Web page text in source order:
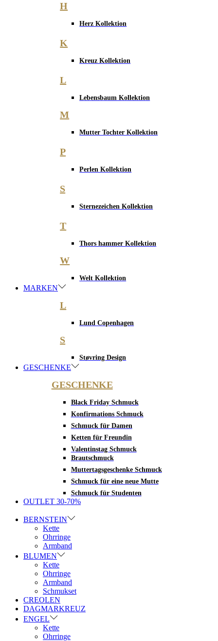
H
Herz Kollektion
K
Kreuz Kollektion
L
Lebensbaum Kollektion
M
Mutter Tochter Kollektion
P
Perlen Kollektion
S
Sternezeichen Kollektion
T
Thors hammer Kollektion
W
Welt Kollektion
MARKEN
L
Lund Copenhagen
S
Støvring Design
GESCHENKE
GESCHENKE
Black Friday Schmuck
Konfirmations Schmuck
Schmuck für Damen
Ketten für Freundin
Valentinstag Schmuck
Brautschmuck
Muttertagsgeschenke Schmuck
Schmuck für eine neue Mutte
Schmuck für Studenten
OUTLET 30-70%
BERNSTEIN
Kette
Ohrringe
Armband
BLUMEN
Kette
Ohrringe
Armband
Schmukset
CREOLEN
DAGMARKREUZ
ENGEL
Kette
Ohrringe